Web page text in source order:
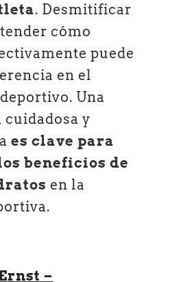
. Desmitificar
cómo
puede
en el
Una
y
es clave para
beneficios de
en la
–